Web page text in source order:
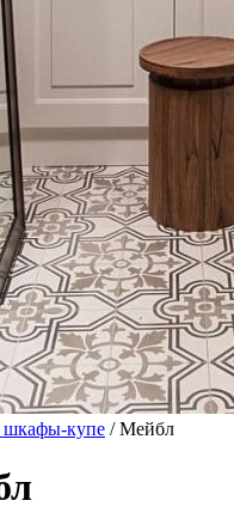
шкафы-купе / Мейбл